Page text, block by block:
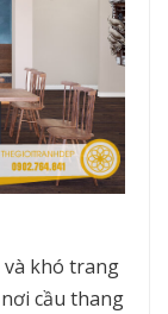
khó trang
cầu thang